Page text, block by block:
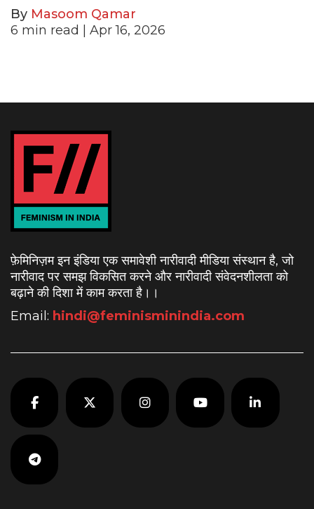
By Masoom Qamar
6 min read | Apr 16, 2026
फ़ेमिनिज़म इन इंडिया एक समावेशी नारीवादी मीडिया संस्थान है, जो
नारीवाद पर समझ विकसित करने और नारीवादी संवेदनशीलता को
बढ़ाने की दिशा में काम करता है। ।
Email: hindi@feminisminindia.com